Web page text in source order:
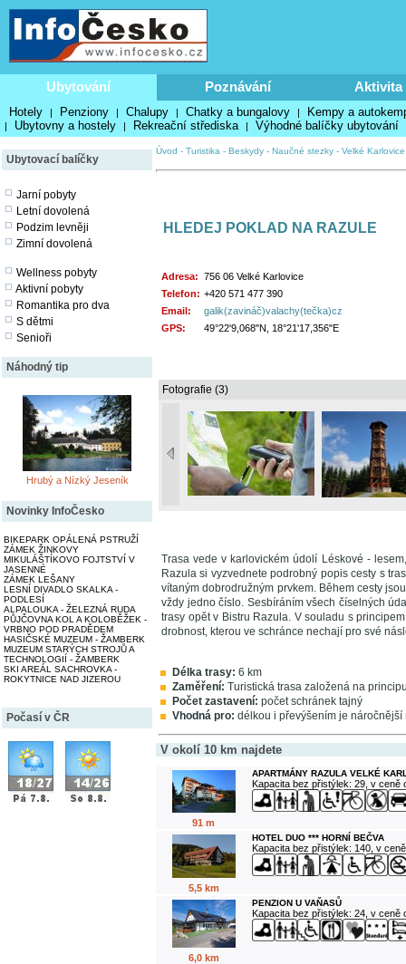
Ubytování Poznávání Aktivita
Hotely | Penziony | Chalupy | Chatky a bungalovy | Kempy a
| Ubytovny a hostely | Rekreační střediska | Výhodné balíčky ubytování
Ubytovací balíčky
Jarní pobyty
Letní dovolená
Podzim levněji
Zimní dovolená
Wellness pobyty
Aktivní pobyty
Romantika pro dva
S dětmi
Senioři
Náhodný tip
Hrubý a Nízký Jeseník
Novinky InfoČesko
BIKEPARK OPÁLENÁ PSTRUŽÍ
ZÁMEK ŽINKOVY
MIKULÁŠTÍKOVO FOJTSTVÍ V
JASENNÉ
ZÁMEK LEŠANY
LESNÍ DIVADLO SKALKA -
PODLESÍ
ALPALOUKA - ŽELEZNÁ RUDA
PŮJČOVNA KOL A KOLOBĚŽEK -
VRBNO POD PRADĚDEM
HASIČSKÉ MUZEUM - ŽAMBERK
MUZEUM STARÝCH STROJŮ A
TECHNOLOGIÍ - ŽAMBERK
SKI AREÁL SACHROVKA -
ROKYTNICE NAD JIZEROU
Počasí v ČR
Úvod - Turistika - Beskydy - Naučné stezky - Velké Karlovice
HLEDEJ POKLAD NA RAZULE
Adresa: 756 06 Velké Karlovice
Telefon: +420 571 477 390
Email:
galik(zavináč)valachy(tečka)cz
GPS:
49°22'9,068"N, 18°21'17,356"E
Fotografie (3)
Trasa vede v karlovickém údolí Léskové -
Razula si vyzvednete podrobný popis cesty s
vítaným dobrodružným prvkem. Během cesty
vždy jedno číslo. Sesbíráním všech číselných
trasy opět v Bistru Razula. V souladu s
drobnost, kterou ve schránce nechají pro své
Délka trasy: 6 km
Zaměření: Turistická trasa založená na
Počet zastavení: počet schránek tajný
Vhodná pro: délkou i převýšením je
V okolí 10 km najdete
91 m
APARTMÁNY RAZULA VELKÉ
Kapacita bez přistýlek: 29, v ceně
5,5 km
HOTEL DUO *** HORNÍ BEČVA
Kapacita bez přistýlek: 140, v
6,0 km
PENZION U VAŇASŮ
Kapacita bez přistýlek: 24, v ceně